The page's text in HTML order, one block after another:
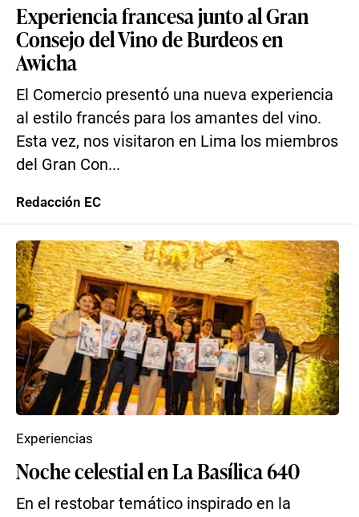
Experiencia francesa junto al Gran
Consejo del Vino de Burdeos en
Awicha
El Comercio presentó una nueva experiencia
al estilo francés para los amantes del vino.
Esta vez, nos visitaron en Lima los miembros
del Gran Con...
Redacción EC
Noche celestial en La Basílica 640
En el restobar temático inspirado en la
Experiencias